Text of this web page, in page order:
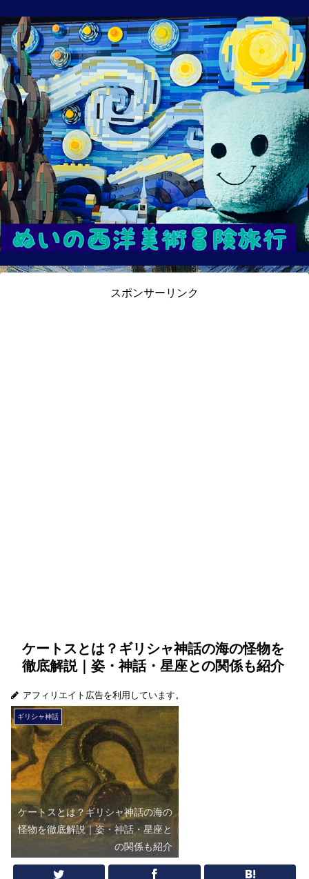
スポンサーリンク
ケートスとは？ギリシャ神話の海の怪物を
徹底解説｜姿・神話・星座との関係も紹介
アフィリエイト広告を利用しています。
ギリシャ神話
ケートスとは？ギリシャ神話の海の
怪物を徹底解説｜姿・神話・星座と
の関係も紹介